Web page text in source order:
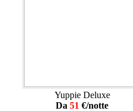
Yuppie Deluxe
Da 51 €/notte